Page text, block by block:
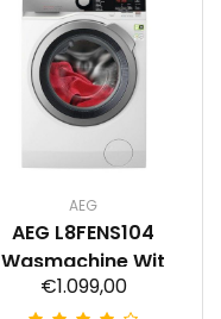
AEG
AEG L8FENS104
Wasmachine Wit
€1.099,00